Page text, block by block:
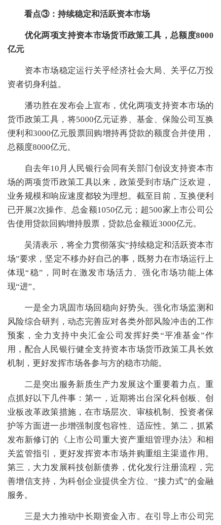
看点③：持续稳定和活跃资本市场
优化两项支持资本市场货币政策工具，总额度8000
亿元
资本市场稳定运行关乎经济社会大局、关乎亿万投
资者切身利益。
潘功胜在发布会上宣布，优化两项支持资本市场的
货币政策工具，将5000亿元证券、基金、保险公司互换
便利和3000亿元股票回购增持再贷款的额度合并使用，
总额度8000亿元。
自去年10月人民银行会同有关部门创设支持资本市
场的两项货币政策工具以来，政策受到市场广泛欢迎，
业务规模和响应速度都较为理想。截至目前，互换便利
已开展2次操作、总金额1050亿元；超500家上市公司公
告使用贷款回购增持股票，贷款总金额近3000亿元。
吴清表示，将全力贯彻落实“持续稳定和活跃资本市
场”要求，坚定不移办好自己的事，既努力在市场运行上
体现“稳”，同时在激发市场活力、强化市场功能上体
现“进”。
一是全力巩固市场回稳向好势头。强化市场监测和
风险综合研判，动态完善应对各类外部风险冲击的工作
预案，全力支持中央汇金公司发挥好类“平准基金”作
用，配合人民银行健全支持资本市场货币政策工具长效
机制，更好发挥市场各参与方的稳市功能。
二是突出服务新质生产力发展这个重要着力点。重
点抓好以下几件事：第一，近期将出台深化科创板、创
业板改革政策措施，在市场层次、审核机制、投资者保
护等方面进一步增强制度包容性、适应性。第二，抓紧
发布新修订的《上市公司重大资产重组管理办法》和相
关监管指引，更好发挥资本市场并购重组主渠道作用。
第三，大力发展科技创新债券，优化发行注册流程，完
善增信支持，为科创企业提供全方位、“接力式”的金融
服务。
三是大力推动中长期资金入市。在引导上市公司完